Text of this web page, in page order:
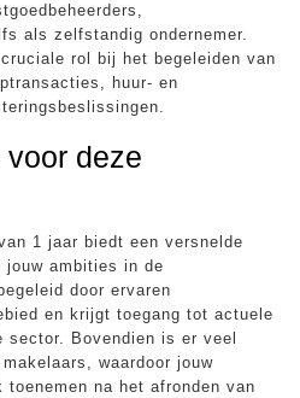
als zelfstandig ondernemer.
rol bij het begeleiden van
huur- en
deze
1 jaar biedt een versnelde
jouw ambities in de
door ervaren
en krijgt toegang tot actuele
sector. Bovendien is er veel
waardoor jouw
na het afronden van